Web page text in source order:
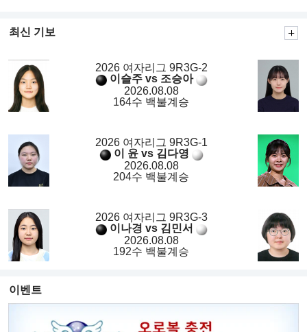
최신 기보
2026 여자리그 9R3G-2
이슬주 vs 조승아
2026.08.08
164수 백불계승
2026 여자리그 9R3G-1
이 윤 vs 김다영
2026.08.08
204수 백불계승
2026 여자리그 9R3G-3
이나경 vs 김민서
2026.08.08
192수 백불계승
이벤트